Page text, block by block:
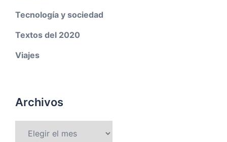
Tecnología y sociedad
Textos del 2020
Viajes
Archivos